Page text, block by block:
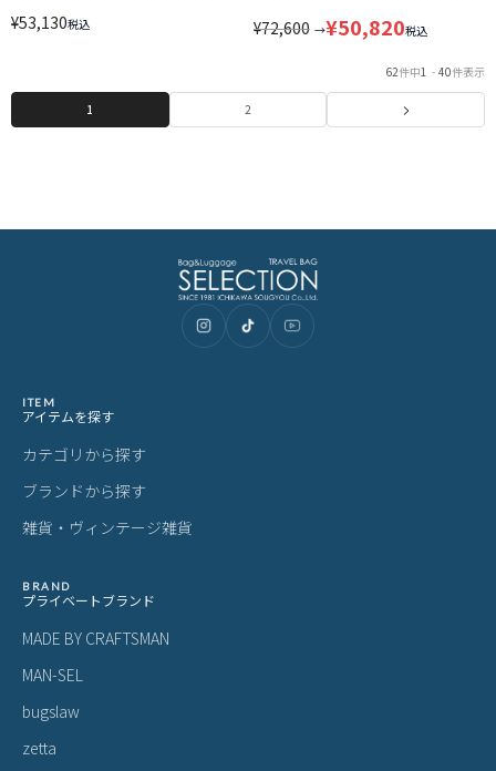
¥53,130税込 ¥72,600 →¥50,820税込
62件中1 - 40件表示
1 2
ITEM
アイテムを探す
カテゴリから探す
ブランドから探す
雑貨・ヴィンテージ雑貨
BRAND
プライベートブランド
MADE BY CRAFTSMAN
MAN-SEL
bugslaw
zetta